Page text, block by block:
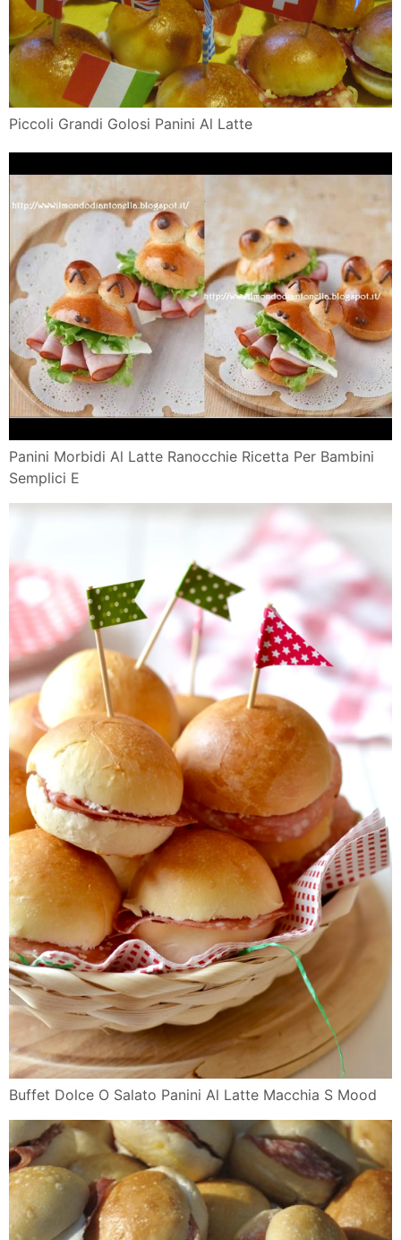
Piccoli Grandi Golosi Panini Al Latte
Panini Morbidi Al Latte Ranocchie Ricetta Per Bambini
Semplici E
Buffet Dolce O Salato Panini Al Latte Macchia S Mood